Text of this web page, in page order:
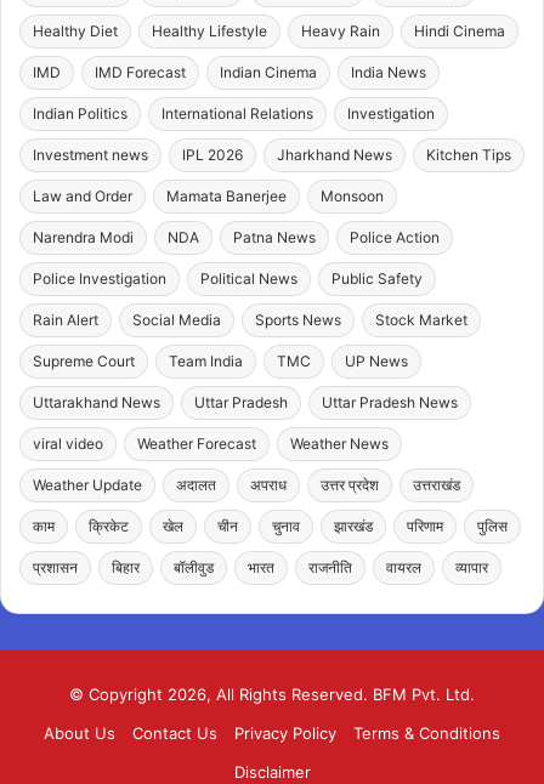
Healthy Diet Healthy Lifestyle Heavy Rain Hindi Cinema
IMD IMD Forecast Indian Cinema India News
Indian Politics International Relations Investigation
Investment news IPL 2026 Jharkhand News Kitchen Tips
Law and Order Mamata Banerjee Monsoon
Narendra Modi NDA Patna News Police Action
Police Investigation Political News Public Safety
Rain Alert Social Media Sports News Stock Market
Supreme Court Team India TMC UP News
Uttarakhand News Uttar Pradesh Uttar Pradesh News
viral video Weather Forecast Weather News
Weather Update अदालत अपराध उत्तर प्रदेश उत्तराखंड
काम क्रिकेट खेल चीन चुनाव झारखंड परिणाम पुलिस
प्रशासन बिहार बॉलीवुड भारत राजनीति वायरल व्यापार
© Copyright 2026, All Rights Reserved. BFM Pvt. Ltd.
About Us
Contact Us Privacy Policy
Terms & Conditions
Disclaimer